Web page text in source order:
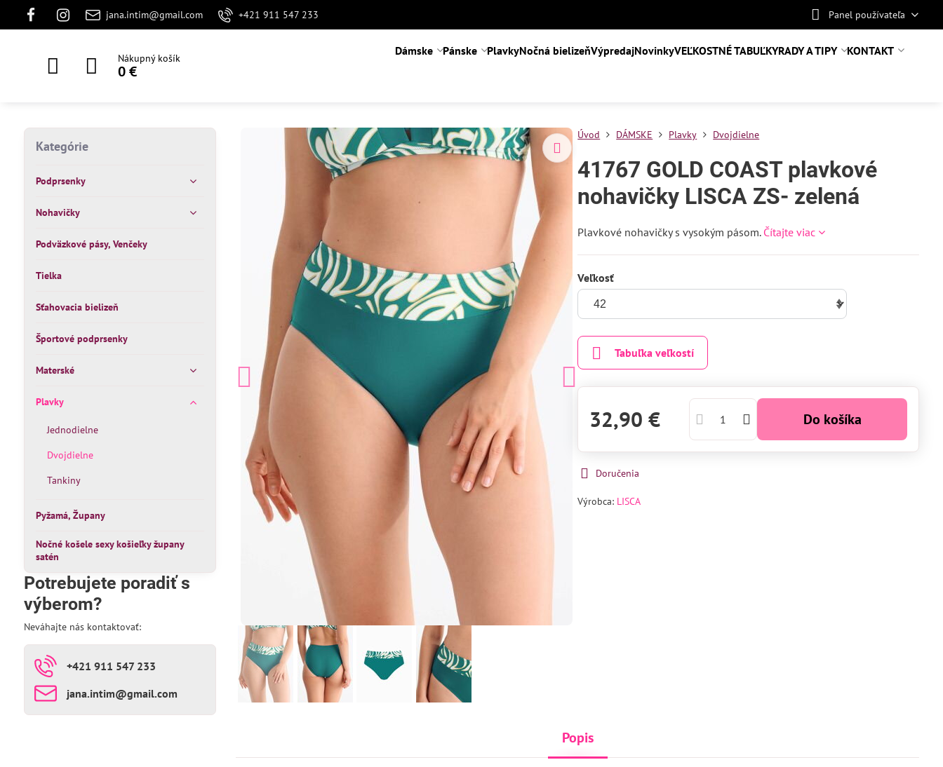
jana.intim@gmail.com +421 911 547 233 Panel používateľa
Nákupný košík
0 €
Dámske Pánske PlavkyNočná bielizeňVýpredajNovinkyVEĽKOSTNÉ TABUĽKYRADY A TIPY KONTAKT
Úvod DÁMSKE Plavky Dvojdielne
41767 GOLD COAST plavkové
nohavičky LISCA ZS- zelená
Plavkové nohavičky s vysokým pásom. Čítajte viac
Veľkosť
Tabuľka veľkostí
32,90 € Do košíka
Doručenia
Výrobca: LISCA
Popis
Kategórie
Podprsenky
Nohavičky
Podväzkové pásy, Venčeky
Tielka
Sťahovacia bielizeň
Športové podprsenky
Materské
Plavky
Jednodielne
Dvojdielne
Tankiny
Pyžamá, Župany
Nočné košele sexy košieľky župany
satén
Potrebujete poradiť s
výberom?
Neváhajte nás kontaktovať:
+421 911 547 233
jana​.intim​@gmail​.com